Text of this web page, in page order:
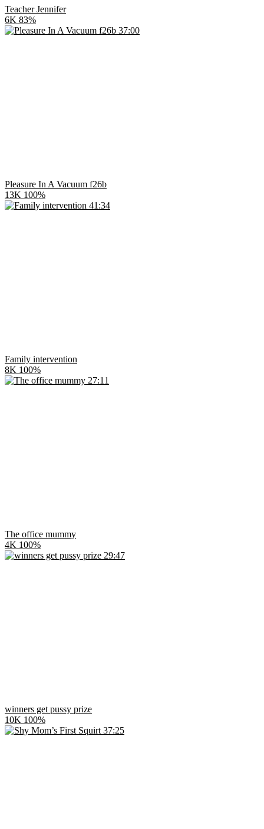
Teacher Jennifer
6K 83%
37:00
Pleasure In A Vacuum f26b
13K 100%
41:34
Family intervention
8K 100%
27:11
The office mummy
4K 100%
29:47
winners get pussy prize
10K 100%
37:25